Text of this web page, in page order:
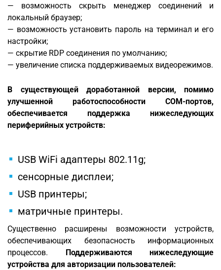
— возможность скрыть менеджер соединений и
локальный браузер;
— возможность установить пароль на терминал и его
настройки;
— скрытие RDP соединения по умолчанию;
— увеличение списка поддерживаемых видеорежимов.
В существующей доработанной версии, помимо
улучшенной работоспособности COM-портов,
обеспечивается поддержка нижеследующих
периферийных устройств:
USB WiFi адаптеры 802.11g;
сенсорные дисплеи;
USB принтеры;
матричные принтеры.
Существенно расширены возможности устройств,
обеспечивающих безопасность информационных
процессов. Поддерживаются нижеследующие
устройства для авторизации пользователей: